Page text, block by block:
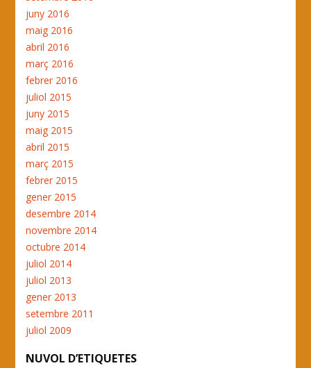
juny 2016
maig 2016
abril 2016
març 2016
febrer 2016
juliol 2015
juny 2015
maig 2015
abril 2015
març 2015
febrer 2015
gener 2015
desembre 2014
novembre 2014
octubre 2014
juliol 2014
juliol 2013
gener 2013
setembre 2011
juliol 2009
NUVOL D’ETIQUETES